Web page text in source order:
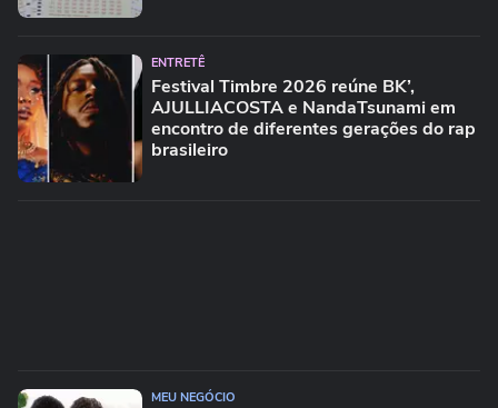
ENTRETÊ
Festival Timbre 2026 reúne BK’,
AJULLIACOSTA e NandaTsunami em
encontro de diferentes gerações do rap
brasileiro
MEU NEGÓCIO